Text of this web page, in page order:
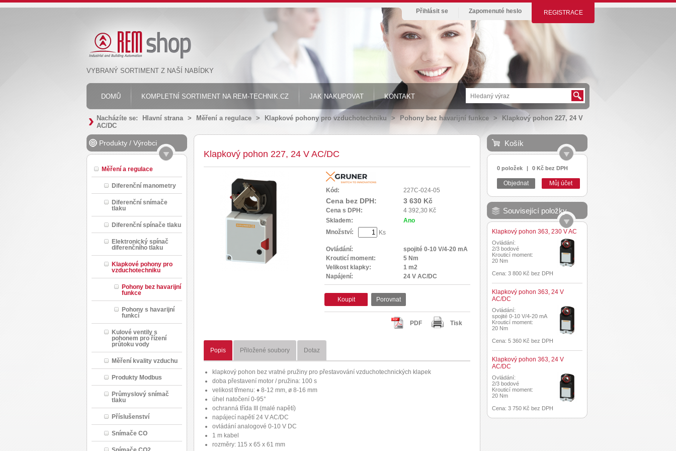
REGISTRACE
Přihlásit se Zapomenuté heslo
VYBRANÝ SORTIMENT Z NAŠÍ NABÍDKY
DOMŮ KOMPLETNÍ SORTIMENT NA REM-TECHNIK.CZ JAK NAKUPOVAT KONTAKT
Nacházíte se: Hlavní strana > Měření a regulace > Klapkové pohony pro vzduchotechniku > Pohony bez havarijní funkce > Klapkový pohon 227, 24 V
AC/DC
Produkty / Výrobci
Měření a regulace
Diferenční manometry
Diferenční snímače
tlaku
Diferenční spínače tlaku
Elektronický spínač
diferenčního tlaku
Klapkové pohony pro
vzduchotechniku
Pohony bez havarijní
funkce
Pohony s havarijní
funkcí
Kulové ventily s
pohonem pro řízení
průtoku vody
Měření kvality vzduchu
Produkty Modbus
Průmyslový snímač
tlaku
Příslušenství
Snímače CO
Klapkový pohon 227, 24 V AC/DC
Kód: 227C-024-05
Cena bez DPH: 3 630 Kč
Cena s DPH:
4 392,30 Kč
Skladem:
Ano
Množství:
Ks
Ovládání:
spojité 0-10 V/4-20 mA
Krouticí moment:
5 Nm
Velikost klapky:
1 m2
Napájení:
24 V AC/DC
Koupit Porovnat
Tisk
PDF
Popis Přiložené soubory Dotaz
klapkový pohon bez vratné pružiny pro přestavování vzduchotechnických klapek
doba přestavení motor / pružina: 100 s
velikost třmenu: ♦ 8-12 mm, ø 8-16 mm
úhel natočení 0-95°
ochranná třída III (malé napětí)
napájecí napětí 24 V AC/DC
ovládání analogové 0-10 V DC
1 m kabel
rozměry: 115 x 65 x 61 mm
Košík
0 položek | 0 Kč bez DPH
Objednat Můj účet
Související položky
Klapkový pohon 363, 230 V AC
Ovládání:
2/3 bodové
Krouticí moment:
20 Nm
Cena: 3 800 Kč bez DPH
Klapkový pohon 363, 24 V
AC/DC
Ovládání:
spojité 0-10 V/4-20 mA
Krouticí moment:
20 Nm
Cena: 5 360 Kč bez DPH
Klapkový pohon 363, 24 V
AC/DC
Ovládání:
2/3 bodové
Krouticí moment:
20 Nm
Cena: 3 750 Kč bez DPH